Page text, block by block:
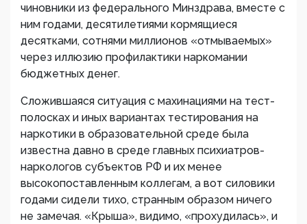
чиновники из федерального Минздрава, вместе с
ним годами, десятилетиями кормящиеся
десятками, сотнями миллионов «отмываемых»
через иллюзию профилактики наркомании
бюджетных денег.
Сложившаяся ситуация с махинациями на тест-
полосках и иных вариантах тестирования на
наркотики в образовательной среде была
известна давно в среде главных психиатров-
наркологов субъектов РФ и их менее
высокопоставленным коллегам, а вот силовики
годами сидели тихо, странным образом ничего
не замечая. «Крыша», видимо, «прохудилась», и